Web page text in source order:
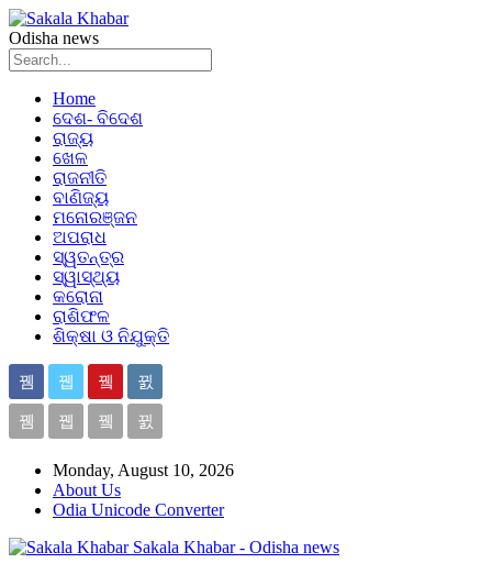
Odisha news
Home
ଦେଶ- ବିଦେଶ
ରାଜ୍ୟ
ଖେଳ
ରାଜନୀତି
ବାଣିଜ୍ୟ
ମନୋରଞ୍ଜନ
ଅପରାଧ
ସ୍ୱତନ୍ତ୍ର
ସ୍ୱାସ୍ଥ୍ୟ
କରୋନା
ରାଶିଫଳ
ଶିକ୍ଷା ଓ ନିଯୁକ୍ତି
Monday, August 10, 2026
About Us
Odia Unicode Converter
Sakala Khabar - Odisha news